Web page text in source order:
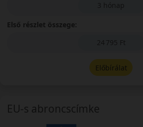
3 hónap
Első részlet összege:
24 795 Ft
Előbírálat
EU-s abroncscímke